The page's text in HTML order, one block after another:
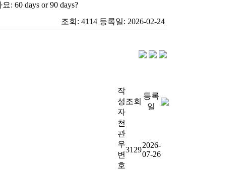
: 60 days or 90 days?
조회: 4114 등록일: 2026-02-24
작
성
자
조회
등록
일
천
관
우
변
호
3129
2026-
07-26